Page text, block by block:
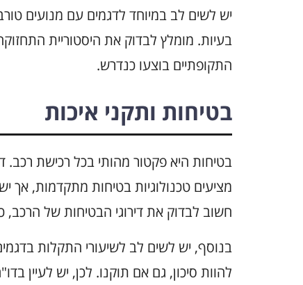
יש לשים לב במיוחד לדגמים עם מנועים
בעיות. מומלץ לבדוק את היסטוריית
התקופתיים בוצעו כנדרש.
בטיחות ותקני איכות
מציעים טכנולוגיות בטיחות מתקדמות,
חשוב לבדוק את דירוגי הבטיחות של הרכב,
בנוסף, יש לשים לב לשיעורי התקלות
להוות סיכון, גם אם תוקנו. לכן, יש לעיין